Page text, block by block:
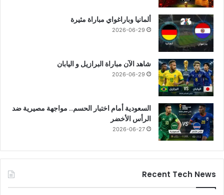
ألمانيا وباراغواي مباراة مثيرة
2026-06-29
شاهد الآن مباراة البرازيل و اليابان
2026-06-29
السعودية أمام اختبار الحسم.. مواجهة مصيرية ضد
الرأس الأخضر
2026-06-27
Recent Tech News